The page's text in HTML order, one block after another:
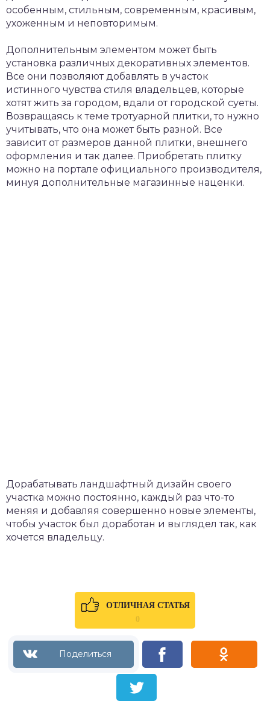
особенным, стильным, современным, красивым,
ухоженным и неповторимым.
Дополнительным элементом может быть
установка различных декоративных элементов.
Все они позволяют добавлять в участок
истинного чувства стиля владельцев, которые
хотят жить за городом, вдали от городской суеты.
Возвращаясь к теме тротуарной плитки, то нужно
учитывать, что она может быть разной. Все
зависит от размеров данной плитки, внешнего
оформления и так далее. Приобретать плитку
можно на портале официального производителя,
минуя дополнительные магазинные наценки.
Дорабатывать ландшафтный дизайн своего
участка можно постоянно, каждый раз что-то
меняя и добавляя совершенно новые элементы,
чтобы участок был доработан и выглядел так, как
хочется владельцу.
ОТЛИЧНАЯ СТАТЬЯ
0